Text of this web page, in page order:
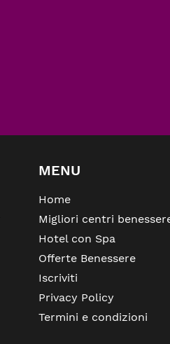
MENU
Home
Migliori centri
Hotel con Spa
Offerte Benessere
Iscriviti
Privacy Policy
Termini e condizioni